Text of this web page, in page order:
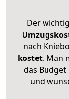
Der
nach
kostet. Man
das Budget
und